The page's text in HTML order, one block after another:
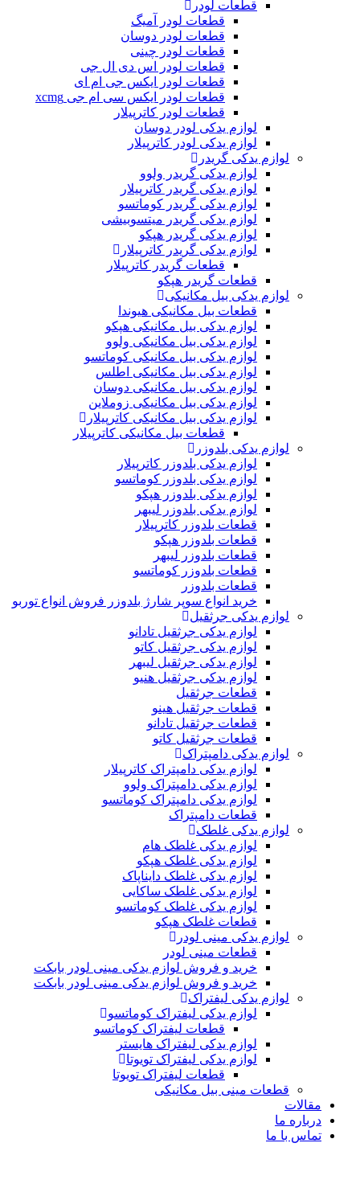
قطعات لودر
قطعات لودر آمیگ
قطعات لودر دوسان
قطعات لودر چینی
قطعات لودر اس دی ال جی
قطعات لودر ایکس جی ام ای
قطعات لودر ایکس سی ام جی xcmg
قطعات لودر کاترپیلار
لوازم یدکی لودر دوسان
لوازم یدکی لودر کاترپیلار
لوازم یدکی گریدر
لوازم یدکی گریدر ولوو
لوازم یدکی گریدر کاترپیلار
لوازم یدکی گریدر کوماتسو
لوازم یدکی گریدر میتسوبیشی
لوازم یدکی گریدر هپکو
لوازم یدکی گریدر کاترپیلار
قطعات گریدر کاترپیلار
قطعات گریدر هپکو
لوازم یدکی بیل مکانیکی
قطعات بیل مکانیکی هیوندا
لوازم یدکی بیل مکانیکی هپکو
لوازم یدکی بیل مکانیکی ولوو
لوازم یدکی بیل مکانیکی کوماتسو
لوازم یدکی بیل مکانیکی اطلس
لوازم یدکی بیل مکانیکی دوسان
لوازم یدکی بیل مکانیکی زوملاین
لوازم یدکی بیل مکانیکی کاترپیلار
قطعات بیل مکانیکی کاترپیلار
لوازم یدکی بلدوزر
لوازم یدکی بلدوزر کاترپیلار
لوازم یدکی بلدوزر کوماتسو
لوازم یدکی بلدوزر هپکو
لوازم یدکی بلدوزر لیبهر
قطعات بلدوزر کاترپیلار
قطعات بلدوزر هپکو
قطعات بلدوزر لیبهر
قطعات بلدوزر کوماتسو
قطعات بلدوزر
خرید انواع سوپر شارژ بلدوزر فروش انواع توربو
لوازم یدکی جرثقیل
لوازم یدکی جرثقیل تادانو
لوازم یدکی جرثقیل کاتو
لوازم یدکی جرثقیل لیبهر
لوازم یدکی جرثقیل هنیو
قطعات جرثقیل
قطعات جرثقیل هینو
قطعات جرثقیل تادانو
قطعات جرثقیل کاتو
لوازم یدکی دامپتراک
لوازم یدکی دامپتراک کاترپیلار
لوازم یدکی دامپتراک ولوو
لوازم یدکی دامپتراک کوماتسو
قطعات دامپتراک
لوازم یدکی غلطک
لوازم یدکی غلطک هام
لوازم یدکی غلطک هپکو
لوازم یدکی غلطک دایناپاک
لوازم یدکی غلطک ساکایی
لوازم یدکی غلطک کوماتسو
قطعات غلطک هپکو
لوازم یدکی مینی لودر
قطعات مینی لودر
خرید و فروش لوازم یدکی مینی لودر بابکت
خرید و فروش لوازم یدکی مینی لودر بابکت
لوازم یدکی لیفتراک
لوازم یدکی لیفتراک کوماتسو
قطعات لیفتراک کوماتسو
لوازم یدکی لیفتراک هایستر
لوازم یدکی لیفتراک تویوتا
قطعات لیفتراک تویوتا
قطعات مینی بیل مکانیکی
ما
با ما